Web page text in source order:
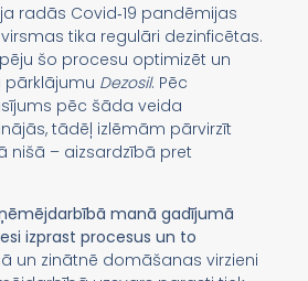
radās Covid‑19 pandēmijas
tika regulāri dezinficētas.
šo procesu optimizēt un
Dezosil. Pēc
pēc šāda veida
tādēļ izlēmām pārvirzīt
nišā – aizsardzībā pret
manā gadījumā
izprast procesus un to
un zinātnē domāšanas virzieni